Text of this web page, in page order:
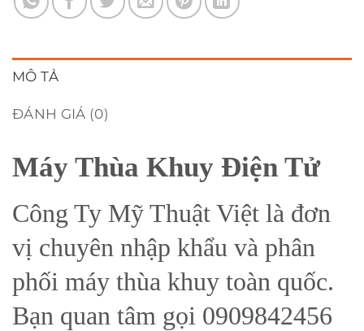
MÔ TẢ
ĐÁNH GIÁ (0)
Máy Thùa Khuy Điện Tử
Công Ty Mỹ Thuật Việt là đơn
vị chuyên nhập khẩu và phân
phối máy thùa khuy toàn quốc.
Bạn quan tâm gọi 0909842456